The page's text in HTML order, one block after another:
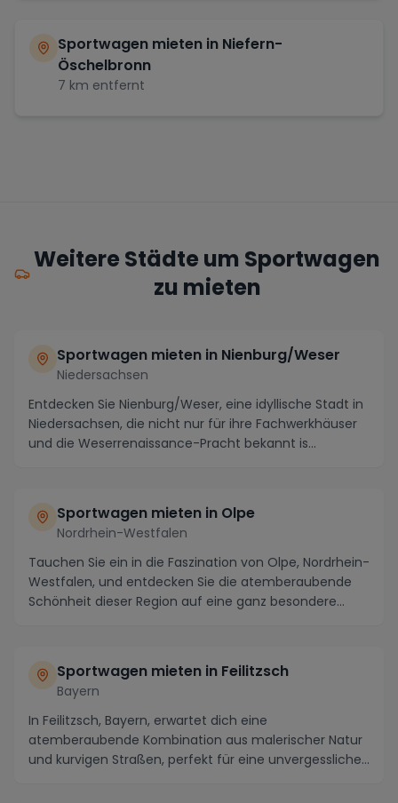
Sportwagen mieten in Niefern-
Öschelbronn
7 km entfernt
Weitere Städte um Sportwagen
zu mieten
Sportwagen mieten in Nienburg/Weser
Niedersachsen
Entdecken Sie Nienburg/Weser, eine idyllische Stadt in
Niedersachsen, die nicht nur für ihre Fachwerkhäuser
und die Weserrenaissance-Pracht bekannt is...
Sportwagen mieten in Olpe
Nordrhein-Westfalen
Tauchen Sie ein in die Faszination von Olpe, Nordrhein-
Westfalen, und entdecken Sie die atemberaubende
Schönheit dieser Region auf eine ganz besondere...
Sportwagen mieten in Feilitzsch
Bayern
In Feilitzsch, Bayern, erwartet dich eine
atemberaubende Kombination aus malerischer Natur
und kurvigen Straßen, perfekt für eine unvergessliche